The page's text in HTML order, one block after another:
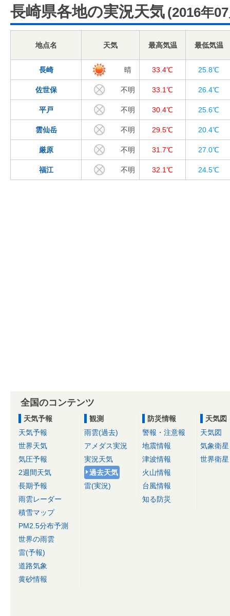
長崎県各地の実況天気 (2016年
地点名 天気 最高気温 最低気温
長崎 晴 33.4℃ 25.8℃
佐世保 不明 33.1℃ 26.4℃
平戸 不明 30.4℃ 25.6℃
雲仙岳 不明 29.5℃ 20.4℃
厳原 不明 31.7℃ 27.0℃
福江 不明 32.1℃ 24.5℃
全国のコンテンツ
天気予報
天気予報
世界天気
気圧予報
2週間天気
長期予報
雨雲レーダー
積雪マップ
PM2.5分布予測
世界の雨雲
雷(予報)
道路気象
黄砂情報
観測
雨雲(過去)
アメダス実況
実況天気
過去天気
雷(実況)
防災情報
警報・注意報
地震情報
津波情報
火山情報
台風情報
知る防災
天気図
天気図
気象衛星
世界衛星